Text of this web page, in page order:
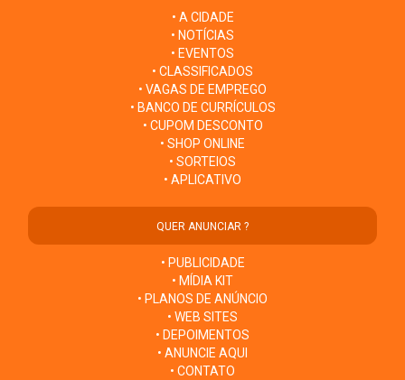
• A CIDADE
• NOTÍCIAS
• EVENTOS
• CLASSIFICADOS
• VAGAS DE EMPREGO
• BANCO DE CURRÍCULOS
• CUPOM DESCONTO
• SHOP ONLINE
• SORTEIOS
• APLICATIVO
QUER ANUNCIAR ?
• PUBLICIDADE
• MÍDIA KIT
• PLANOS DE ANÚNCIO
• WEB SITES
• DEPOIMENTOS
• ANUNCIE AQUI
• CONTATO